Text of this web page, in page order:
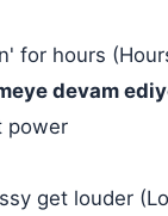
for hours
devam
power
get louder